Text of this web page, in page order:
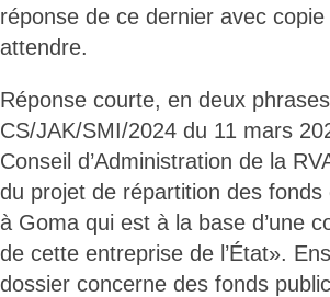
réponse de ce dernier avec
attendre.
Réponse courte, en deux
CS/JAK/SMI/2024 du 11 mars
Conseil d’Administration de la
du projet de répartition des
à Goma qui est à la base d’une
de cette entreprise de l’État».
dossier concerne des fonds